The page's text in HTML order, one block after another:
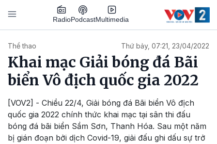
Nhảy đến nội dung
RadioPodcastMultimedia
Thể thao Thứ bảy, 07:21, 23/04/2022
Khai mạc Giải bóng đá Bãi
biển Vô địch quốc gia 2022
[VOV2] - Chiều 22/4, Giải bóng đá Bãi biển Vô địch
quốc gia 2022 chính thức khai mạc tại sân thi đấu
bóng đá bãi biển Sầm Sơn, Thanh Hóa. Sau một năm
bị gián đoạn bởi dịch Covid-19, giải đấu ghi dấu sự trở